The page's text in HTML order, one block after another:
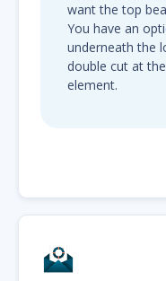
want the top
You have an
underneath the
double cut at
element.